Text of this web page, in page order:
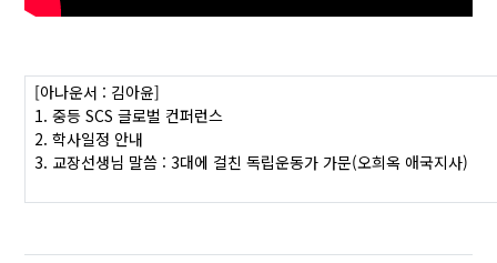
[아나운서 : 김아윤]
1. 중등 SCS 글로벌 컨퍼런스
2. 학사일정 안내
3. 교장선생님 말씀 : 3대에 걸친 독립운동가 가문(오희옥 애국지사)